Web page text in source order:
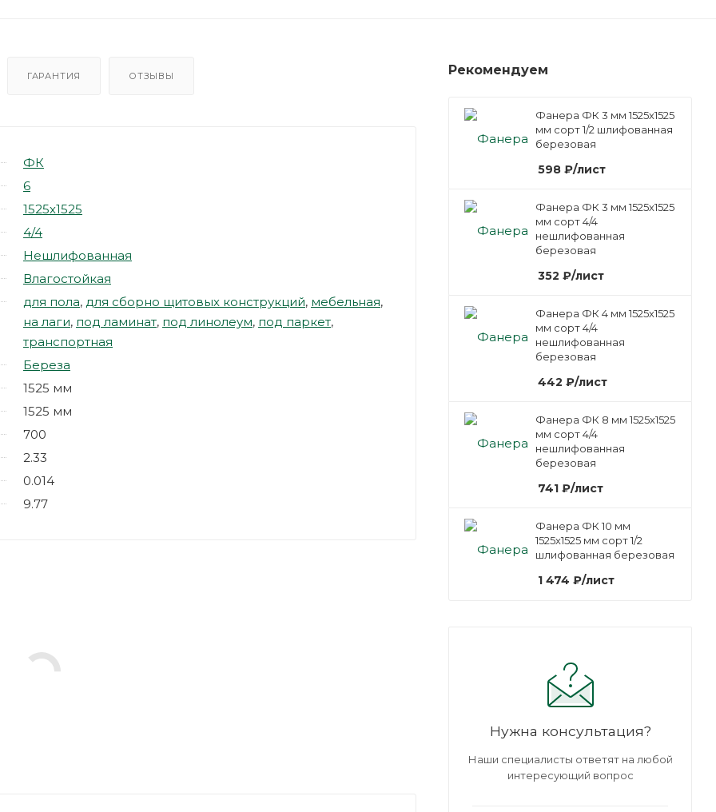
ГАРАНТИЯ ОТЗЫВЫ
ФК
6
1525х1525
4/4
Нешлифованная
Влагостойкая
для пола, для сборно щитовых конструкций, мебельная,
на лаги, под ламинат, под линолеум, под паркет,
транспортная
Береза
1525 мм
1525 мм
700
2.33
0.014
9.77
Рекомендуем
Фанера ФК 3 мм 1525х1525
мм сорт 1/2 шлифованная
березовая
598 ₽/лист
Фанера ФК 3 мм 1525х1525
мм сорт 4/4
нешлифованная
березовая
352 ₽/лист
Фанера ФК 4 мм 1525х1525
мм сорт 4/4
нешлифованная
березовая
442 ₽/лист
Фанера ФК 8 мм 1525х1525
мм сорт 4/4
нешлифованная
березовая
741 ₽/лист
Фанера ФК 10 мм
1525х1525 мм сорт 1/2
шлифованная березовая
1 474 ₽/лист
Нужна консультация?
Наши специалисты ответят на любой
интересующий вопрос